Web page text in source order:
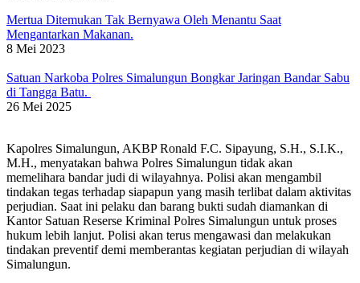
Mertua Ditemukan Tak Bernyawa Oleh Menantu Saat
Mengantarkan Makanan.
8 Mei 2023
Satuan Narkoba Polres Simalungun Bongkar Jaringan Bandar Sabu
di Tangga Batu.
26 Mei 2025
Kapolres Simalungun, AKBP Ronald F.C. Sipayung, S.H., S.I.K.,
M.H., menyatakan bahwa Polres Simalungun tidak akan
memelihara bandar judi di wilayahnya. Polisi akan mengambil
tindakan tegas terhadap siapapun yang masih terlibat dalam aktivitas
perjudian. Saat ini pelaku dan barang bukti sudah diamankan di
Kantor Satuan Reserse Kriminal Polres Simalungun untuk proses
hukum lebih lanjut. Polisi akan terus mengawasi dan melakukan
tindakan preventif demi memberantas kegiatan perjudian di wilayah
Simalungun.